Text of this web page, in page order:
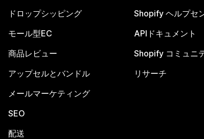
ドロップシッピング
モール型EC
商品レビュー
アップセルとバンドル
メールマーケティング
SEO
配送
Shopify ヘルプセ
APIドキュメント
Shopify コミュニ
リサーチ